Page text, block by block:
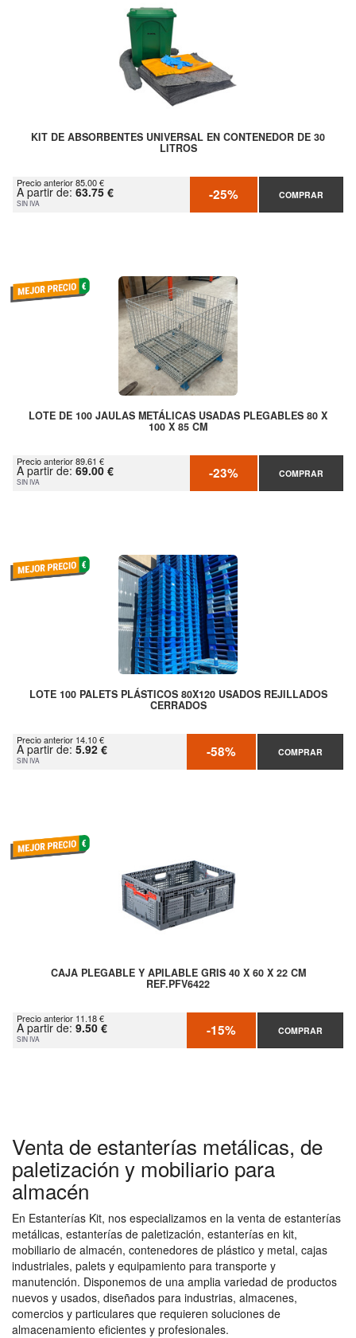
KIT DE ABSORBENTES UNIVERSAL EN CONTENEDOR DE 30
LITROS
Precio anterior 85.00 €
A partir de: 63.75 €
SIN IVA -25% COMPRAR
LOTE DE 100 JAULAS METÁLICAS USADAS PLEGABLES 80 X
100 X 85 CM
Precio anterior 89.61 €
A partir de: 69.00 €
SIN IVA -23% COMPRAR
LOTE 100 PALETS PLÁSTICOS 80X120 USADOS REJILLADOS
CERRADOS
Precio anterior 14.10 €
A partir de: 5.92 €
SIN IVA -58% COMPRAR
CAJA PLEGABLE Y APILABLE GRIS 40 X 60 X 22 CM
REF.PFV6422
Precio anterior 11.18 €
A partir de: 9.50 €
SIN IVA -15% COMPRAR
Venta de estanterías metálicas, de
paletización y mobiliario para
almacén
En Estanterías Kit, nos especializamos en la venta de estanterías
metálicas, estanterías de paletización, estanterías en kit,
mobiliario de almacén, contenedores de plástico y metal, cajas
industriales, palets y equipamiento para transporte y
manutención. Disponemos de una amplia variedad de productos
nuevos y usados, diseñados para industrias, almacenes,
comercios y particulares que requieren soluciones de
almacenamiento eficientes y profesionales.